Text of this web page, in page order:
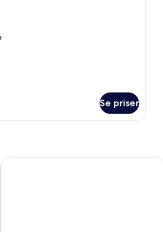
Se priser
GM Premium Hotel